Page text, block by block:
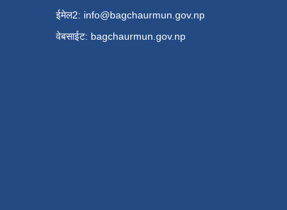
ईमेल2: info@bagchaurmun.gov.np
वे‍बसाईट: bagchaurmun.gov.np